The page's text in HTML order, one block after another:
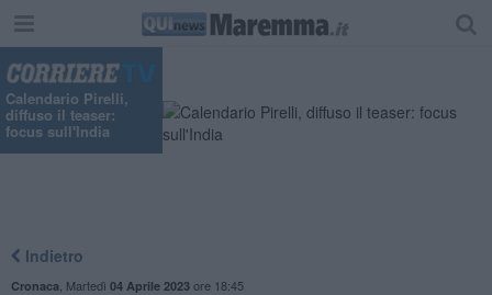
Calendario Pirelli,
diffuso il teaser:
focus sull'India
Indietro
Cronaca Martedì 04 Aprile 2023ore 18:45